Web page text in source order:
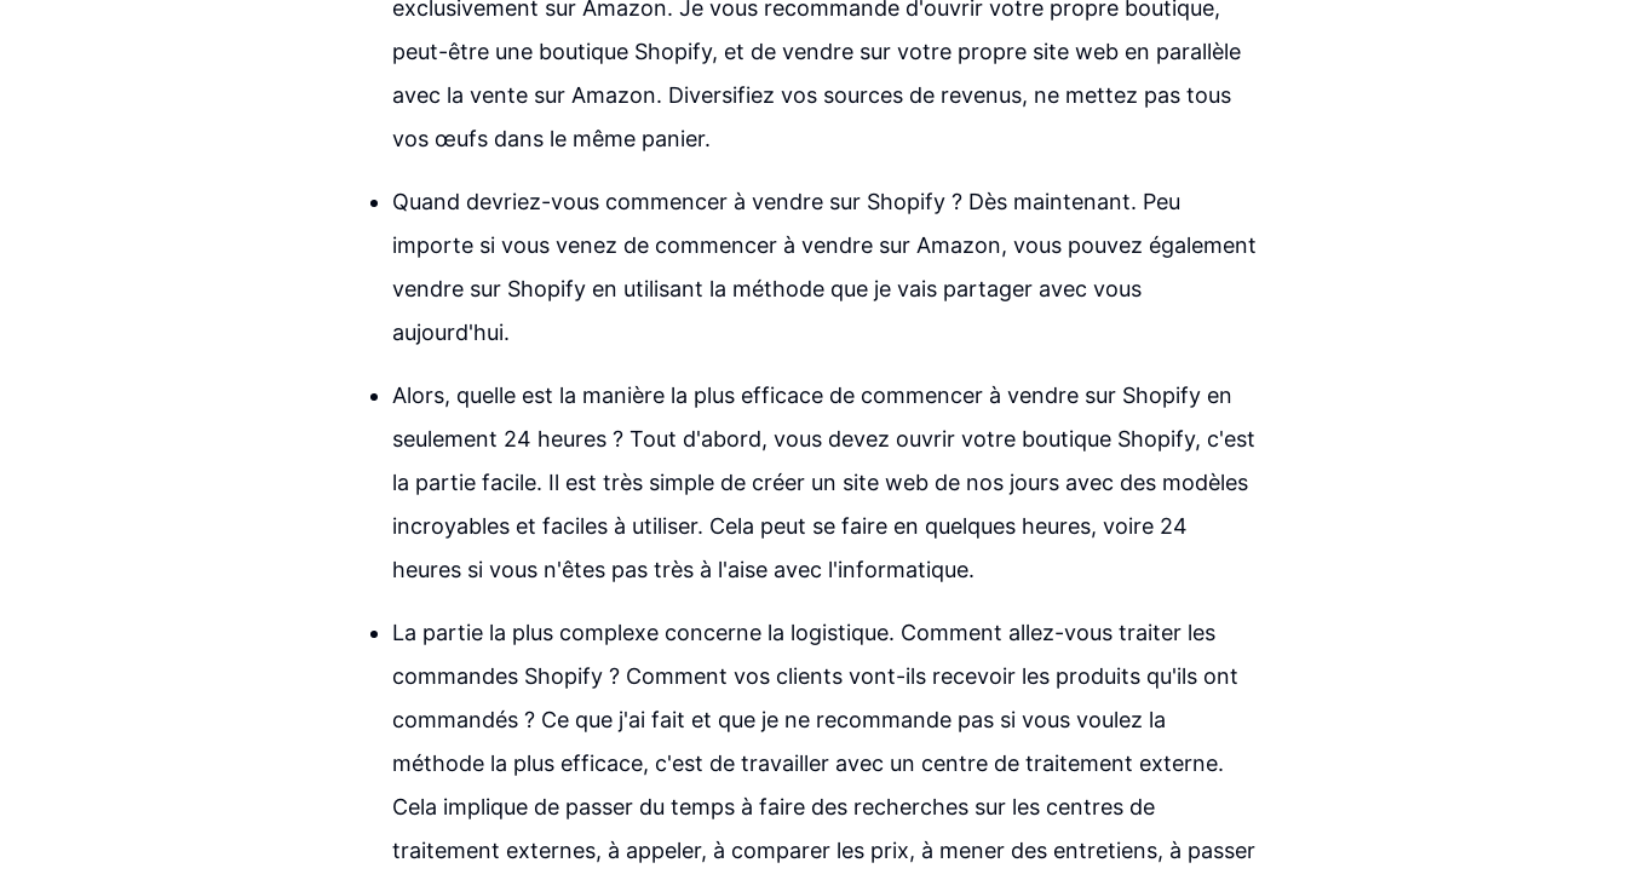
exclusivement sur Amazon. Je vous recommande d'ouvrir votre propre boutique,
peut-être une boutique Shopify, et de vendre sur votre propre site web en parallèle
avec la vente sur Amazon. Diversifiez vos sources de revenus, ne mettez pas tous
vos œufs dans le même panier.
Quand devriez-vous commencer à vendre sur Shopify ? Dès maintenant. Peu
importe si vous venez de commencer à vendre sur Amazon, vous pouvez également
vendre sur Shopify en utilisant la méthode que je vais partager avec vous
aujourd'hui.
Alors, quelle est la manière la plus efficace de commencer à vendre sur Shopify en
seulement 24 heures ? Tout d'abord, vous devez ouvrir votre boutique Shopify, c'est
la partie facile. Il est très simple de créer un site web de nos jours avec des modèles
incroyables et faciles à utiliser. Cela peut se faire en quelques heures, voire 24
heures si vous n'êtes pas très à l'aise avec l'informatique.
La partie la plus complexe concerne la logistique. Comment allez-vous traiter les
commandes Shopify ? Comment vos clients vont-ils recevoir les produits qu'ils ont
commandés ? Ce que j'ai fait et que je ne recommande pas si vous voulez la
méthode la plus efficace, c'est de travailler avec un centre de traitement externe.
Cela implique de passer du temps à faire des recherches sur les centres de
traitement externes, à appeler, à comparer les prix, à mener des entretiens, à passer